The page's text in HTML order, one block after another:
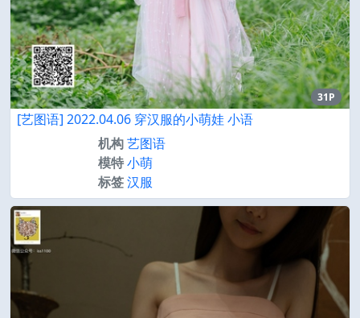
31P
[艺图语] 2022.04.06 穿汉服的小萌娃 小语
机构艺图语
模特小萌
标签汉服